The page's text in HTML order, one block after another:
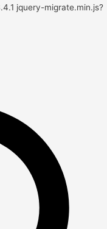
jquery-migrate.min.js?